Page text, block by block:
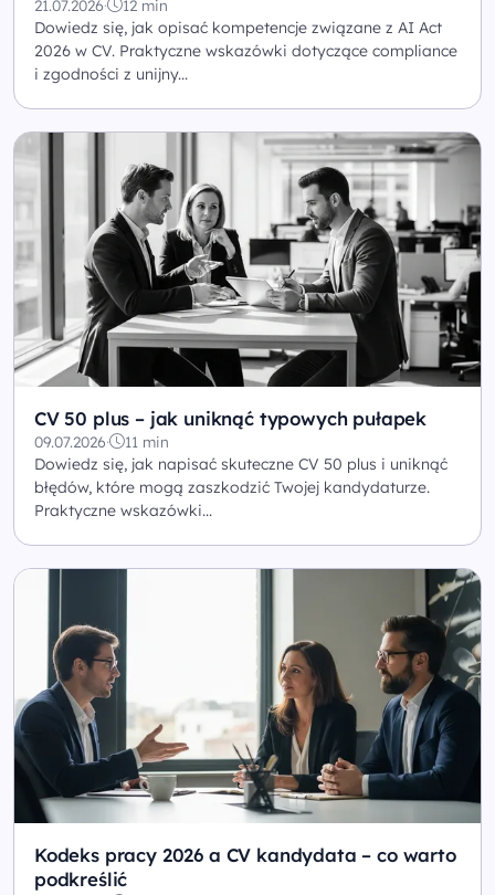
21.07.2026· 12 min
Dowiedz się, jak opisać kompetencje związane z AI Act
2026 w CV. Praktyczne wskazówki dotyczące compliance
i zgodności z unijny...
CV 50 plus – jak uniknąć typowych pułapek
09.07.2026· 11 min
Dowiedz się, jak napisać skuteczne CV 50 plus i uniknąć
błędów, które mogą zaszkodzić Twojej kandydaturze.
Praktyczne wskazówki...
Kodeks pracy 2026 a CV kandydata – co warto
podkreślić